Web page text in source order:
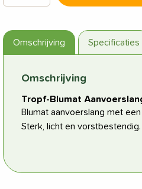
Omschrijving Specificaties
Omschrijving
Tropf-Blumat
Blumat aanvoerslang met
Sterk, licht en vorstbestendig.